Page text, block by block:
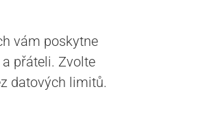
vám poskytne
přáteli. Zvolte
datových limitů.